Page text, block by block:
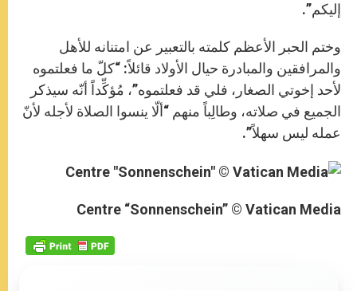
إليكم”.
وختم الحبر الأعظم كلمته بالتعبير عن امتنانه للأهل
والمرافقين والمبادرة حيال الأولاد قائلاً: “كلّ ما فعلتموه
لأحد إخوتي الصغار، فلي قد فعلتموه”، مُؤكِّداً أنّه سيذكر
الجميع في صلاته، وطالِباً منهم “ألّا ينسوا الصلاة لأجله لأنّ
عمله ليس سهلاً”.
Centre “Sonnenschein” © Vatican Media